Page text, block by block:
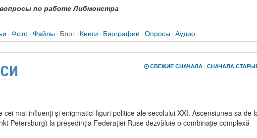
по работе Либмонстра
·Фото ·Файлы · Блог · Книги · Биографии ·Опросы ·Аудио
СВЕЖИЕ СНАЧАЛА · СНАЧАЛА
mai influenți și enigmatici figuri politice ale secolului XXI. Ascensiunea sa de
Petersburg) la președinția Federației Ruse dezvăluie o combinație complexă